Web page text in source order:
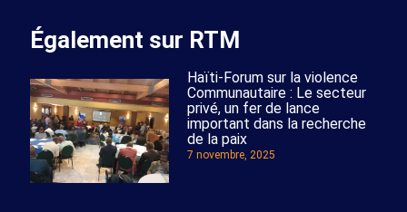
Également sur RTM
Haïti-Forum sur la violence
Communautaire : Le secteur
privé, un fer de lance
important dans la recherche
de la paix
7 novembre, 2025